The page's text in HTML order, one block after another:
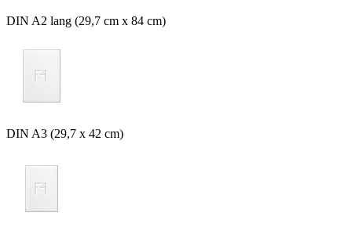
DIN A2 lang (29,7 cm x 84 cm)
DIN A3 (29,7 x 42 cm)